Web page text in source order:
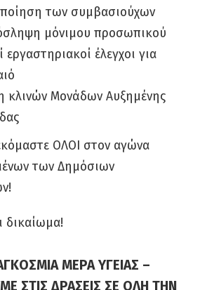
των συμβασιούχων
μόνιμου προσωπικού
εργαστηριακοί έλεγχοι για
κλινών Μονάδων Αυξημένης
ΟΛΟΙ στον αγώνα
των Δημόσιων
δικαίωμα!
ΜΕΡΑ ΥΓΕΙΑΣ –
ΣΤΙΣ ΔΡΑΣΕΙΣ ΣΕ ΟΛΗ ΤΗΝ